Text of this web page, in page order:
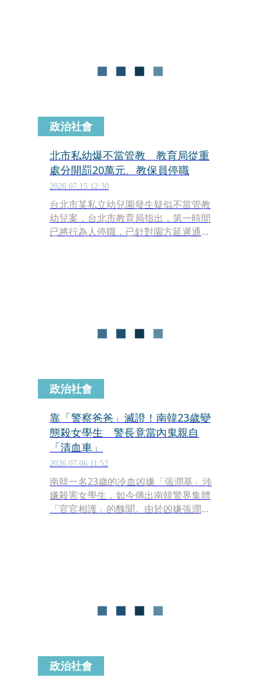
政治社會
北市私幼爆不當管教 教育局從重
處分開罰20萬元、教保員停職
2026.07.15 12:30
台北市某私立幼兒園發生疑似不當管教
幼兒案，台北市教育局指出，第一時間
已將行為人停職，已針對園方延遲通報
政治社會
靠「警察爸爸」滅證！南韓23歲變
態殺女學生 警長竟當內鬼親自
「清血車」
2026.07.06 11:52
南韓一名23歲的冷血凶嫌「張潤基」涉
嫌殺害女學生，如今傳出南韓警界集體
「官官相護」的醜聞。由於凶嫌張潤基
政治社會